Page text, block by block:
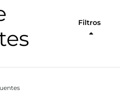
Filtros